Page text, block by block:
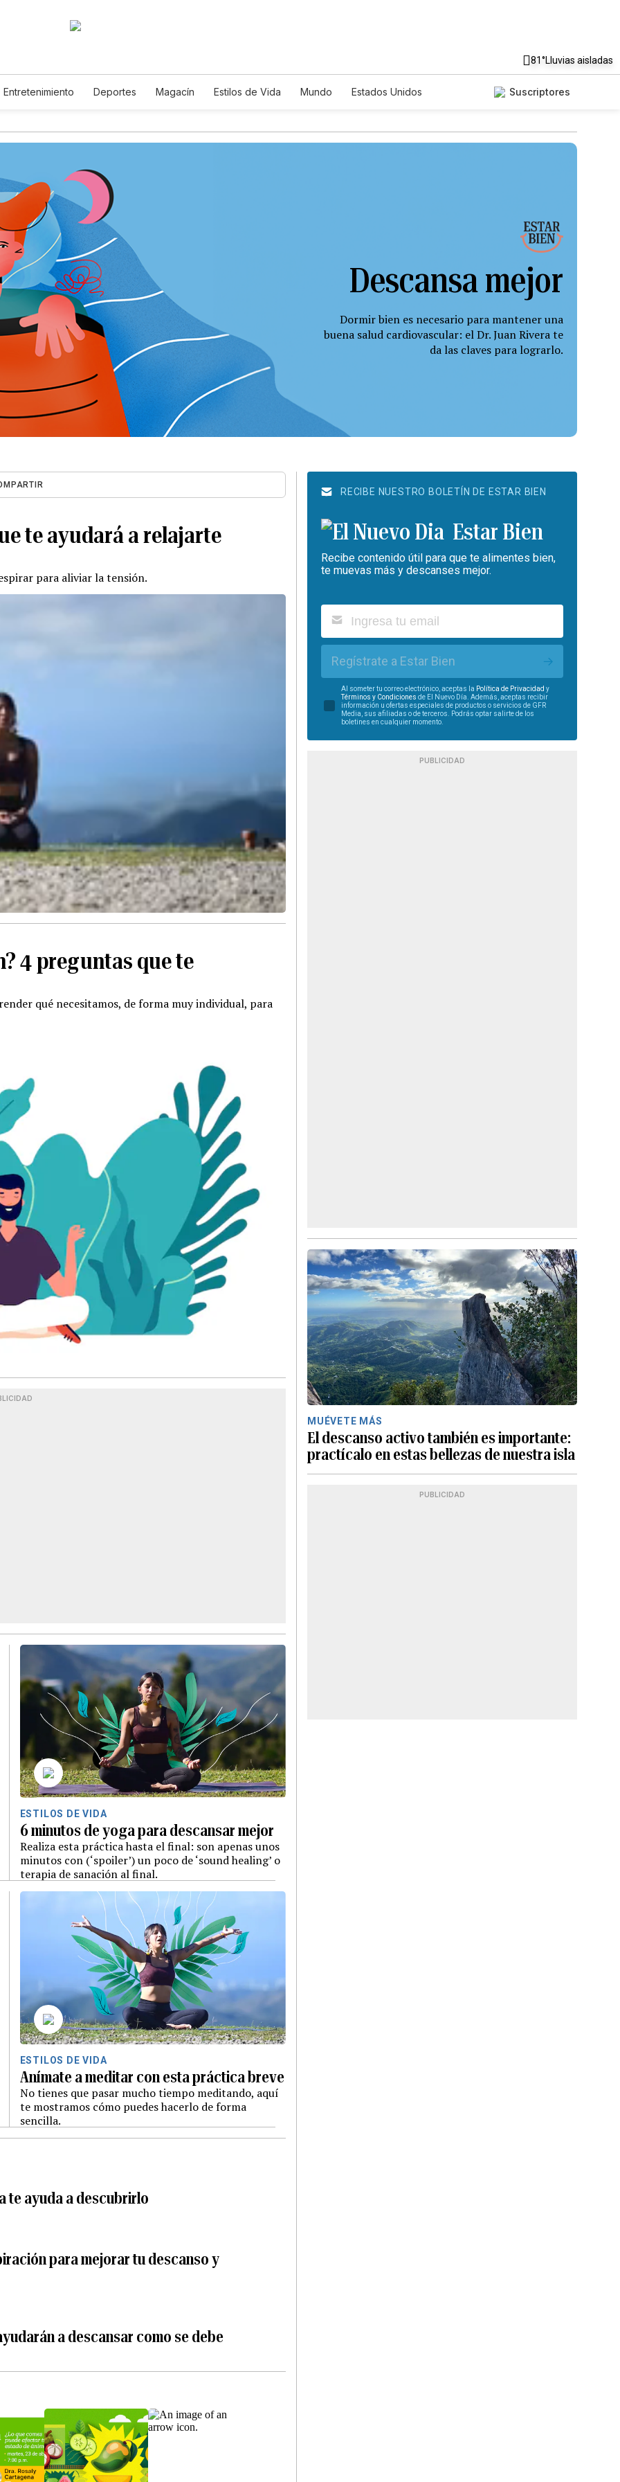
81°Lluvias aisladas
Entretenimiento Deportes Magacín Estilos de Vida Mundo
Estados Unidos
Suscriptores
Descansa mejor
Dormir bien es necesario para mantener una
buena salud cardiovascular: el Dr. Juan Rivera te
da las claves para lograrlo.
te ayudará a relajarte
para aliviar la tensión.
4 preguntas que te
qué necesitamos, de forma muy individual, para
ESTILOS DE VIDA
6 minutos de yoga para descansar mejor
Realiza esta práctica hasta el final: son apenas unos
minutos con (‘spoiler’) un poco de ‘sound healing’ o
terapia de sanación al final.
ESTILOS DE VIDA
Anímate a meditar con esta práctica breve
No tienes que pasar mucho tiempo meditando, aquí
te mostramos cómo puedes hacerlo de forma
sencilla.
te ayuda a descubrirlo
para mejorar tu descanso y
a descansar como se debe
RECIBE NUESTRO BOLETÍN DE ESTAR BIEN
Estar Bien
Recibe contenido útil para que te alimentes bien,
te muevas más y descanses mejor.
Regístrate a Estar Bien
Al someter tu correo electrónico, aceptas la Política de Privacidad y
Términos y Condiciones de El Nuevo Día. Además, aceptas recibir
información u ofertas especiales de productos o servicios de GFR
Media, sus afiliadas o de terceros. Podrás optar salirte de los
boletines en cualquier momento.
PUBLICIDAD
MUÉVETE MÁS
El descanso activo también es importante:
practícalo en estas bellezas de nuestra isla
PUBLICIDAD